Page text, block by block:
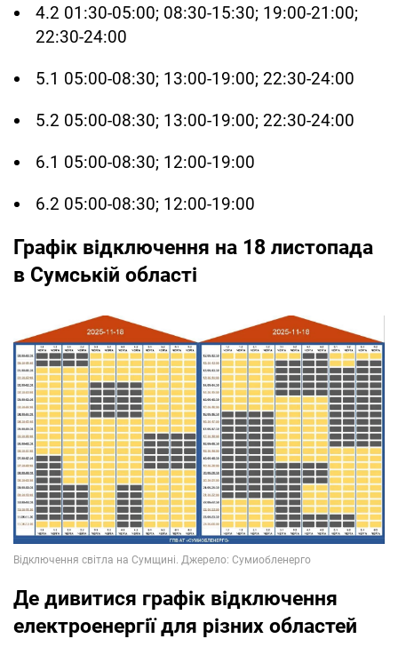
4.2 01:30-05:00; 08:30-15:30; 19:00-21:00;
22:30-24:00
5.1 05:00-08:30; 13:00-19:00; 22:30-24:00
5.2 05:00-08:30; 13:00-19:00; 22:30-24:00
6.1 05:00-08:30; 12:00-19:00
6.2 05:00-08:30; 12:00-19:00
Графік відключення на 18 листопада
в Сумській області
Де дивитися графік відключення
електроенергії для різних областей